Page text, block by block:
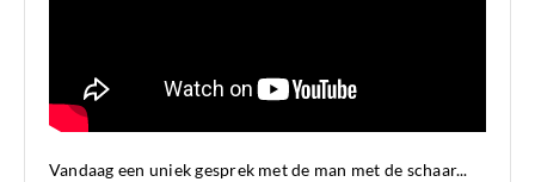
Vandaag een uniek gesprek met de man met de schaar...